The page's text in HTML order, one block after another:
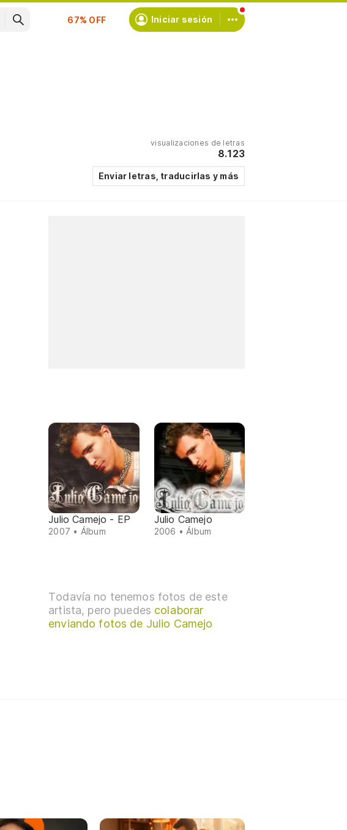
Suscríbete Iniciar sesión
visualizaciones de letras
8.123
Enviar letras, traducirlas y más
Julio Camejo - EP
2007 • Álbum
Julio Camejo
2006 • Álbum
Todavía no tenemos fotos de este
artista, pero puedes colaborar
enviando fotos de Julio Camejo